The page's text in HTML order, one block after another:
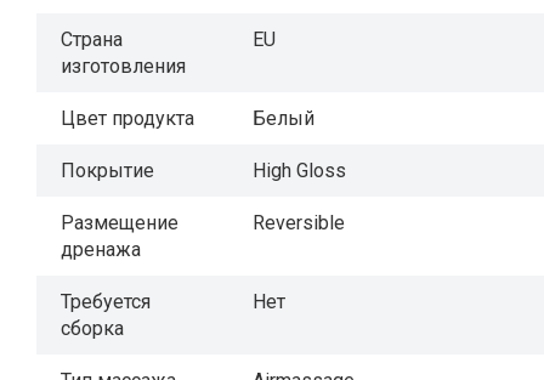
Страна
изготовления
EU
Цвет продукта Белый
Покрытие High Gloss
Размещение
дренажа
Reversible
Требуется
сборка
Нет